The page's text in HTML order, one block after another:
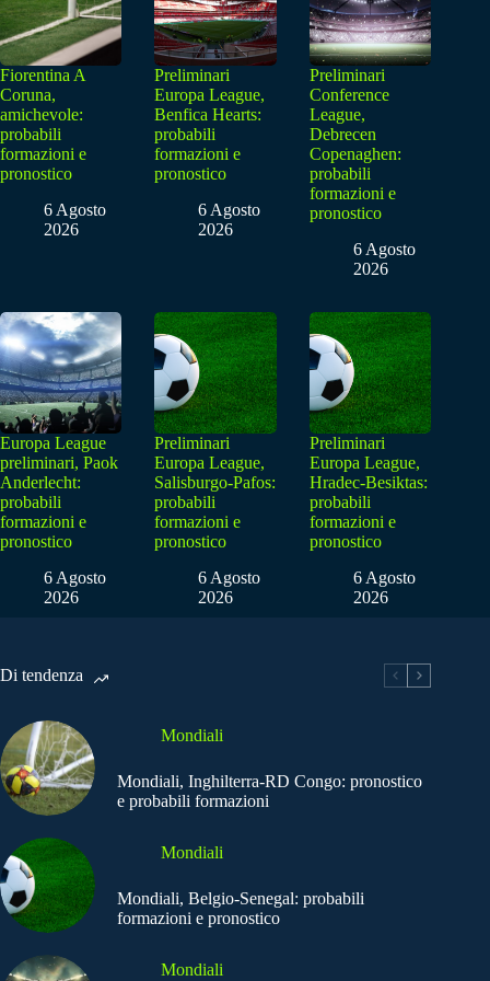
Fiorentina A
Coruna,
amichevole:
probabili
formazioni e
pronostico
6 Agosto
2026
Preliminari
Europa League,
Benfica Hearts:
probabili
formazioni e
pronostico
6 Agosto
2026
Preliminari
Conference
League,
Debrecen
Copenaghen:
probabili
formazioni e
pronostico
6 Agosto
2026
Europa League
preliminari, Paok
Anderlecht:
probabili
formazioni e
pronostico
6 Agosto
2026
Preliminari
Europa League,
Salisburgo-Pafos:
probabili
formazioni e
pronostico
6 Agosto
2026
Preliminari
Europa League,
Hradec-Besiktas:
probabili
formazioni e
pronostico
6 Agosto
2026
Di tendenza
Mondiali
Mondiali, Inghilterra-RD Congo: pronostico
e probabili formazioni
Mondiali
Mondiali, Belgio-Senegal: probabili
formazioni e pronostico
Mondiali